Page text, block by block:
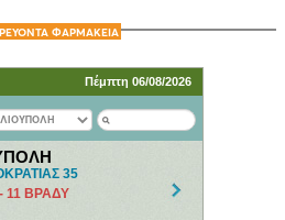
ΦΑΡΜΑΚΕΙΑ